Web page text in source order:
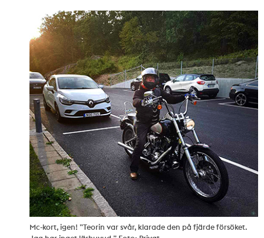
Mc-kort, igen! ”Teorin var svår, klarade den på fjärde försöket.